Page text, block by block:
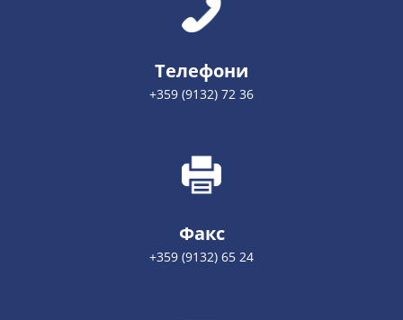
Телефони
+359 (9132) 72 36
Факс
+359 (9132) 65 24